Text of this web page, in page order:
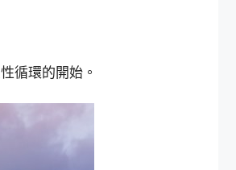
循環的開始。